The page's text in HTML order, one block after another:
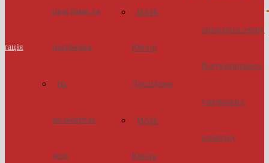
програми та
посібники
На
мольбертах
днів
МАН-
Юніор
Дослідник
МАН-
Юніор
обласного етапу
Всеукраїнських
учнівських
олімпіад